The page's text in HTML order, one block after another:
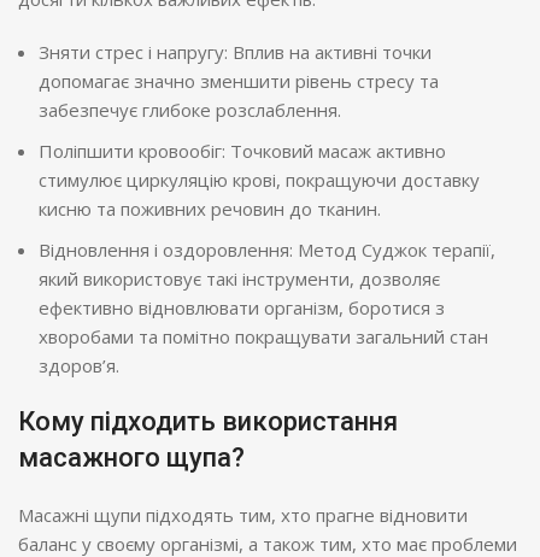
Зняти стрес і напругу: Вплив на активні точки
допомагає значно зменшити рівень стресу та
забезпечує глибоке розслаблення.
Поліпшити кровообіг: Точковий масаж активно
стимулює циркуляцію крові, покращуючи доставку
кисню та поживних речовин до тканин.
Відновлення і оздоровлення: Метод Суджок терапії,
який використовує такі інструменти, дозволяє
ефективно відновлювати організм, боротися з
хворобами та помітно покращувати загальний стан
здоров’я.
Кому підходить використання
масажного щупа?
Масажні щупи підходять тим, хто прагне відновити
баланс у своєму організмі, а також тим, хто має проблеми